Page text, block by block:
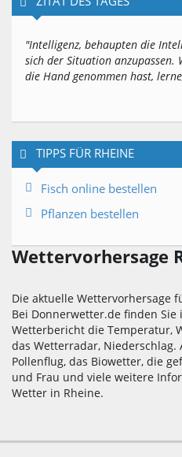
"Intelligenz, behaupten die
sich der Situation anzupassen.
die Hand genommen hast,
TIPPS FÜR RHEINE
Fisch online bestellen
Pflanzen bestellen
Wettervorhersage
Die aktuelle Wettervorhersage
Bei Donnerwetter.de finden
Wetterbericht die Temperatur,
das Wetterradar,
Pollenflug, das Biowetter, die
und Frau und viele weitere
Wetter in Rheine.